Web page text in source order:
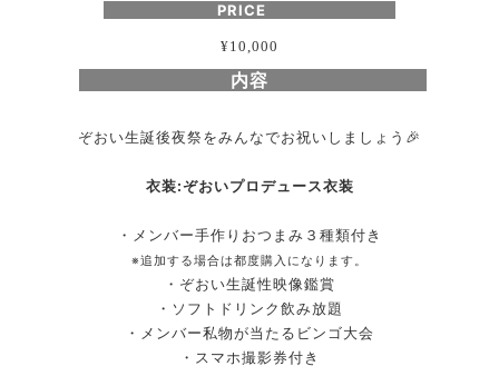
PRICE
¥10,000
内容
ぞおい生誕後夜祭をみんなでお祝いしましょう🎉
衣装:ぞおいプロデュース衣装
・メンバー手作りおつまみ３種類付き
※追加する場合は都度購入になります。
・ぞおい生誕性映像鑑賞
・ソフトドリンク飲み放題
・メンバー私物が当たるビンゴ大会
・スマホ撮影券付き